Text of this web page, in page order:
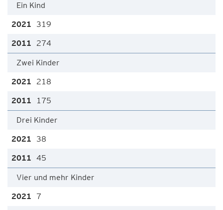
Ein Kind
319
274
Zwei Kinder
218
175
Drei Kinder
38
45
Vier und mehr Kinder
7